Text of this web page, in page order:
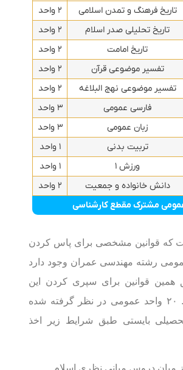
مشترک مقطع کارشناسی
تاریخ فرهنگ و تمدن اسلامی
۲ واحد
تاریخ تحلیلی صدر اسلام
۲ واحد
تاریخ امامت
۲ واحد
تفسیر موضوعی قرآن
۲ واحد
تفسیر موضوعی نهج البلاغه
۲ واحد
فارسی عمومی
۳ واحد
زبان عمومی
۳ واحد
تربیت بدنی
۱ واحد
ورزش ۱
۱ واحد
دانش خانواده و جمعیت
۲ واحد
که قوانین مشخصی برای پاس کردن
رشته مهندسی عمران وجود دارد
همین قوانین برای سپری کردن این
دروس اقدام کنید. ۲۰ واحد عمومی در نظر گرفته شده
بایستی طبق شرایط زیر اخذ